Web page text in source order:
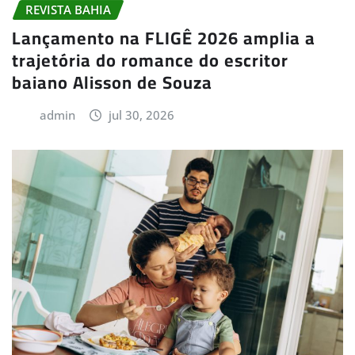
REVISTA BAHIA
Lançamento na FLIGÊ 2026 amplia a
trajetória do romance do escritor
baiano Alisson de Souza
admin jul 30, 2026